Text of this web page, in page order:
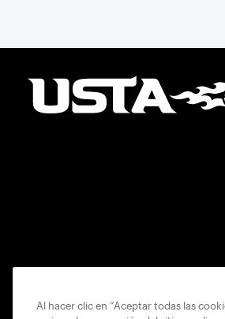
Al hacer clic en “Aceptar todas las